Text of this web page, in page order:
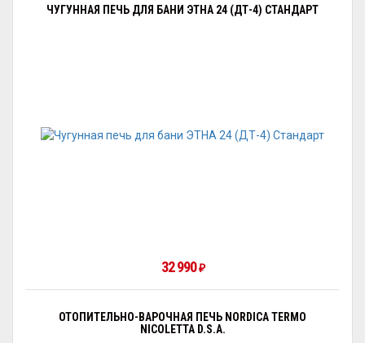
ЧУГУННАЯ ПЕЧЬ ДЛЯ БАНИ ЭТНА 24 (ДТ-4) СТАНДАРТ
32 990₽
ОТОПИТЕЛЬНО-ВАРОЧНАЯ ПЕЧЬ NORDICA TERMO
NICOLETTA D.S.A.